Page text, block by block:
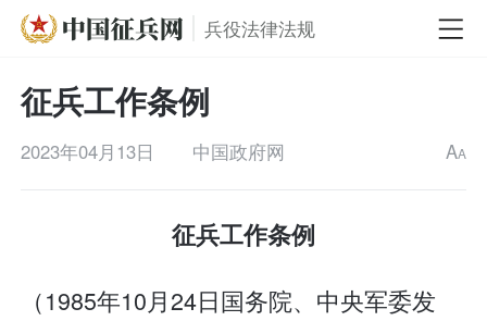
兵役法律法规
征兵工作条例
2023年04月13日 中国政府网 AA
征兵工作条例
（1985年10月24日国务院、中央军委发